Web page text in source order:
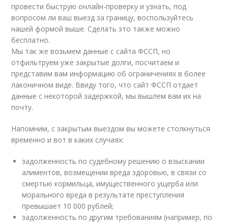
провести быструю онлайн-проверку и узнать, под
вопросом ли ваш выезд за границу, воспользуйтесь
нашей формой выше. Сделать это также можно
бесплатно.
Мы так же возьмем данные с сайта ФССП, но
отфильтруем уже закрытые долги, посчитаем и
представим вам информацию об ограничениях в более
лаконичном виде. Ввиду того, что сайт ФССП отдает
данные с некоторой задержкой, мы вышлем вам их на
почту.
Напомним, с закрытым выездом вы можете столкнуться
временно и вот в каких случаях:
задолженность по судебному решению о взыскании
алиментов, возмещении вреда здоровью, в связи со
смертью кормильца, имущественного ущерба или
морального вреда в результате преступления
превышает 10 000 рублей;
задолженность по другим требованиям (например, по